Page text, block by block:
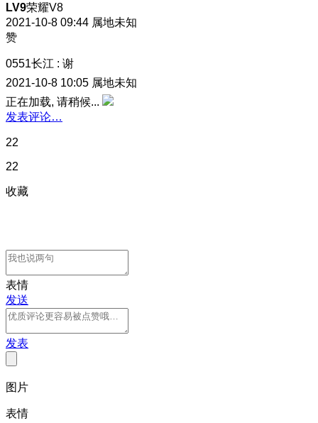
LV9荣耀V8
2021-10-8 09:44 属地未知
赞
0551长江 : 谢
2021-10-8 10:05 属地未知
正在加载, 请稍候...
发表评论…
22
22
收藏
表情
发送
发表
图片
表情